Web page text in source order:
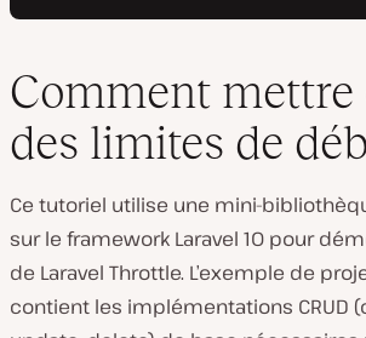
Comment mettre
des limites de
Ce tutoriel utilise une mini-
sur le framework Laravel 10 pour
de Laravel Throttle. L’exemple de
contient les implémentations CRUD